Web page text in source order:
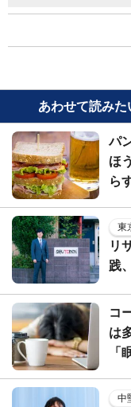
あわせて読みた
パ
ほ
ら
東
リ
践
コ
は
「
中